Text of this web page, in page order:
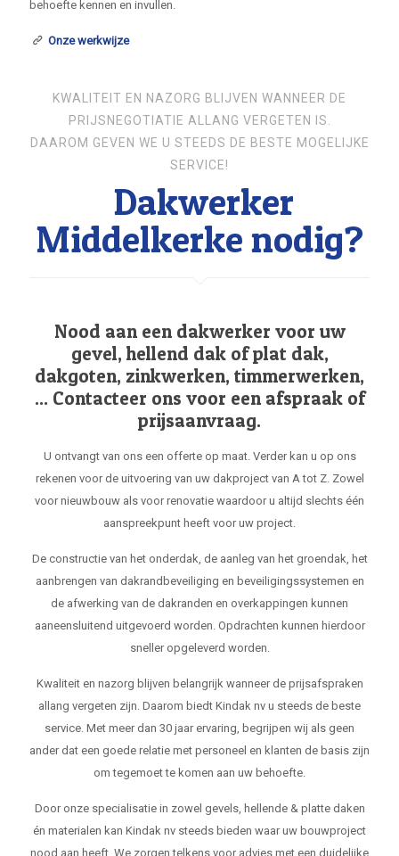
behoefte kennen en invullen.
Onze werkwijze
KWALITEIT EN NAZORG BLIJVEN WANNEER DE
PRIJSNEGOTIATIE ALLANG VERGETEN IS.
DAAROM GEVEN WE U STEEDS DE BESTE MOGELIJKE
SERVICE!
Dakwerker
Middelkerke nodig?
Nood aan een dakwerker voor uw
gevel, hellend dak of plat dak,
dakgoten, zinkwerken, timmerwerken,
... Contacteer ons voor een afspraak of
prijsaanvraag.
U ontvangt van ons een offerte op maat. Verder kan u op ons
rekenen voor de uitvoering van uw dakproject van A tot Z. Zowel
voor nieuwbouw als voor renovatie waardoor u altijd slechts één
aanspreekpunt heeft voor uw project.
De constructie van het onderdak, de aanleg van het groendak, het
aanbrengen van dakrandbeveiliging en beveiligingssystemen en
de afwerking van de dakranden en overkappingen kunnen
aaneensluitend uitgevoerd worden. Opdrachten kunnen hierdoor
sneller opgeleverd worden.
Kwaliteit en nazorg blijven belangrijk wanneer de prijsafspraken
allang vergeten zijn. Daarom biedt Kindak nv u steeds de beste
service. Met meer dan 30 jaar ervaring, begrijpen wij als geen
ander dat een goede relatie met personeel en klanten de basis zijn
om tegemoet te komen aan uw behoefte.
Door onze specialisatie in zowel gevels, hellende & platte daken
én materialen kan Kindak nv steeds bieden waar uw bouwproject
nood aan heeft. We zorgen telkens voor advies met een duidelijke